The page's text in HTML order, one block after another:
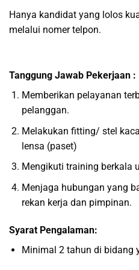
Hanya kandidat yang lolos
melalui nomer telpon.
Tanggung Jawab Pekerjaan :
Memberikan pelayanan
pelanggan.
Melakukan fitting/ stel
lensa (paset)
Mengikuti training berkala
Menjaga hubungan yang
rekan kerja dan pimpinan.
Syarat Pengalaman:
Minimal 2 tahun di bidang